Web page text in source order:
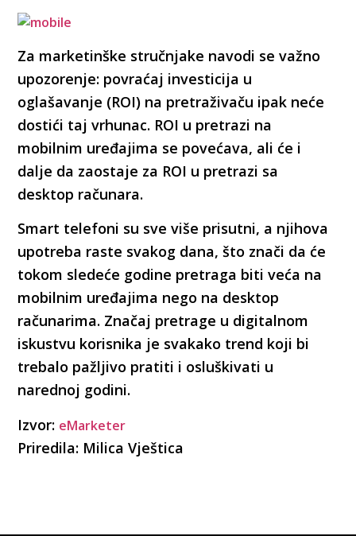
Za marketinške stručnjake navodi se važno
upozorenje: povraćaj investicija u
oglašavanje (ROI) na pretraživaču ipak neće
dostići taj vrhunac. ROI u pretrazi na
mobilnim uređajima se povećava, ali će i
dalje da zaostaje za ROI u pretrazi sa
desktop računara.
Smart telefoni su sve više prisutni, a njihova
upotreba raste svakog dana, što znači da će
tokom sledeće godine pretraga biti veća na
mobilnim uređajima nego na desktop
računarima. Značaj pretrage u digitalnom
iskustvu korisnika je svakako trend koji bi
trebalo pažljivo pratiti i osluškivati u
narednoj godini.
Izvor: eMarketer
Priredila: Milica Vještica